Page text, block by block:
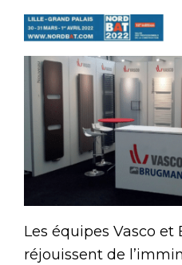
Les équipes Vasco et
réjouissent de